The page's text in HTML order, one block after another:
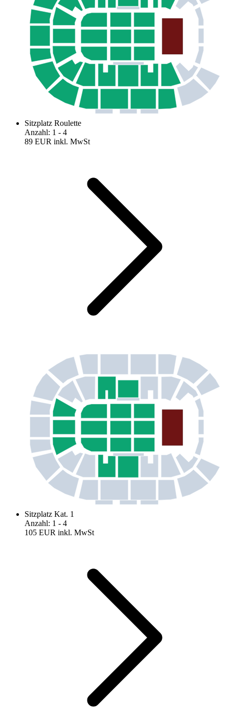
Sitzplatz Roulette
Anzahl: 1 - 4
89 EUR inkl. MwSt
Sitzplatz Kat. 1
Anzahl: 1 - 4
105 EUR inkl. MwSt